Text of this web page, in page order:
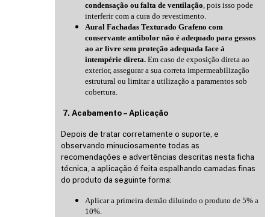
condensação ou falta de ventilação, pois isso pode
interferir com a cura do revestimento.
Aural Fachadas Texturado Grafeno com
conservante antibolor não é adequado para gessos
ao ar livre sem proteção adequada face à
intempérie direta. Em caso de exposição direta ao
exterior, assegurar a sua correta impermeabilização
estrutural ou limitar a utilização a paramentos sob
cobertura.
7. Acabamento – Aplicação
Depois de tratar corretamente o suporte, e
observando minuciosamente todas as
recomendações e advertências descritas nesta ficha
técnica, a aplicação é feita espalhando camadas finas
do produto da seguinte forma:
Aplicar a primeira demão diluindo o produto de 5% a
10%.